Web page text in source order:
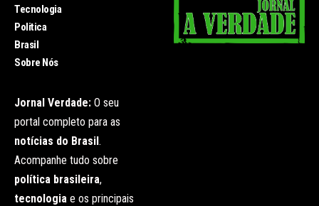
Tecnologia
Politica
Brasil
Sobre Nós
Jornal Verdade: O seu
portal completo para as
notícias do Brasil.
Acompanhe tudo sobre
política brasileira,
tecnologia e os principais